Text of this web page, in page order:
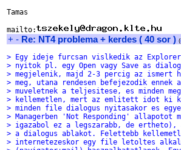
Tamas
mailto:
+ - Re: NT4 problema + kerdes ( 40 sor ) (
> Egy ideje furcsan vislkedik az
> nyitok pl. egy Open vagy Save as
> megjelenik, majd 2-3 percig az ismert
> meg, utana rendesen befejezodik ennek
> muveletnek a teljesitese, es minden
> kellemetlen, mert az emlitett idot ki
> minden file dialogus nyitasakor es
> Managerben 'Not Responding' allapotot
> igazabol ez a legszarabb, de ertheto),
> a dialogus ablakot. Felettebb
> internetezeskor egy file letoltes